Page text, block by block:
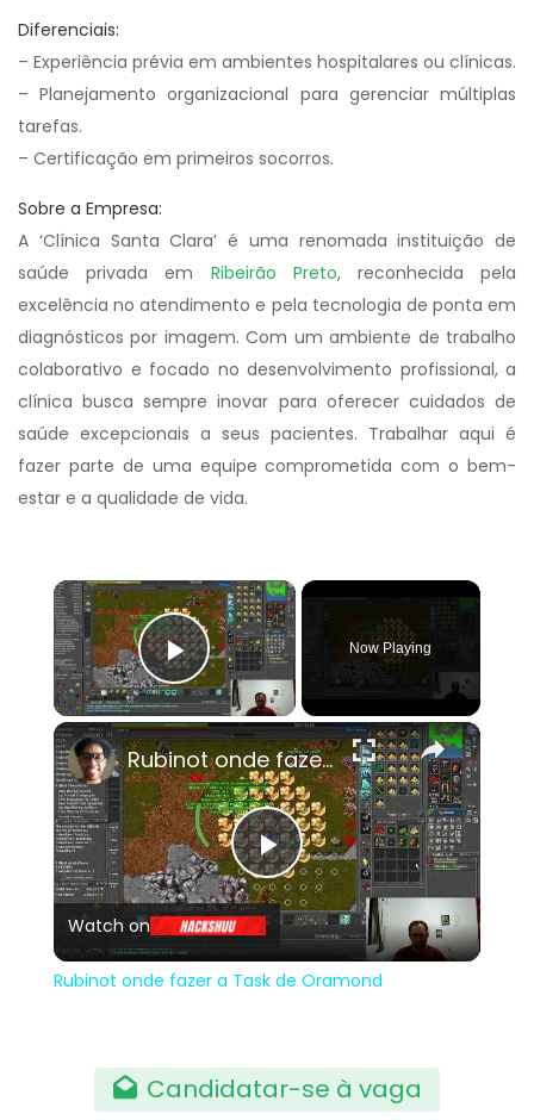
Diferenciais:
– Experiência prévia em ambientes hospitalares ou clínicas.
– Planejamento organizacional para gerenciar múltiplas
tarefas.
– Certificação em primeiros socorros.
Sobre a Empresa:
A ‘Clínica Santa Clara’ é uma renomada instituição de
saúde privada em Ribeirão Preto, reconhecida pela
excelência no atendimento e pela tecnologia de ponta em
diagnósticos por imagem. Com um ambiente de trabalho
colaborativo e focado no desenvolvimento profissional, a
clínica busca sempre inovar para oferecer cuidados de
saúde excepcionais a seus pacientes. Trabalhar aqui é
fazer parte de uma equipe comprometida com o bem-
estar e a qualidade de vida.
×
Play Video
Now Playing
×
Play
Video
Rubinot onde fazer a Task de Oramond
Watch on
Rubinot onde fazer a Task de Oramond
Candidatar-se à vaga